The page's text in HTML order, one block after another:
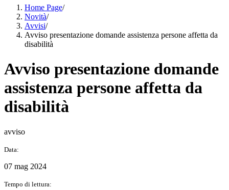
Home Page/
Novità/
Avvisi/
Avviso presentazione domande assistenza persone affetta da
disabilità
Avviso presentazione domande
assistenza persone affetta da
disabilità
avviso
Data:
07 mag 2024
Tempo di lettura: